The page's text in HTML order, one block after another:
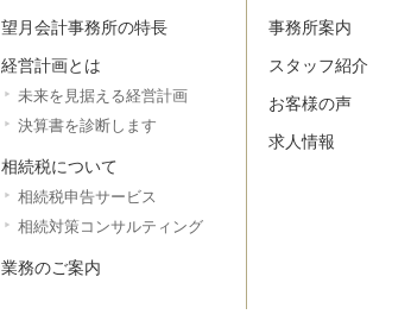
望月会計事務所の特長
経営計画とは
未来を見据える経営計画
決算書を診断します
相続税について
相続税申告サービス
相続対策コンサルティング
業務のご案内
事務所案内
スタッフ紹介
お客様の声
求人情報